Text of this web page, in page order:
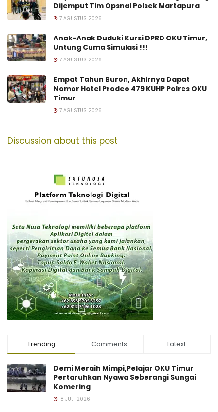
Dijemput Tim Opsnal Polsek Martapura
7 AGUSTUS 2026
Anak-Anak Duduki Kursi DPRD OKU Timur,
Untung Cuma Simulasi !!!
7 AGUSTUS 2026
Empat Tahun Buron, Akhirnya Dapat
Nomor Hotel Prodeo 479 KUHP Polres OKU
Timur
7 AGUSTUS 2026
Discussion about this post
Trending Comments Latest
Demi Meraih Mimpi,Pelajar OKU Timur
Pertaruhkan Nyawa Seberangi Sungai
Komering
8 JULI 2026